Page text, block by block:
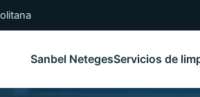
Sanbel NetegesServicios de